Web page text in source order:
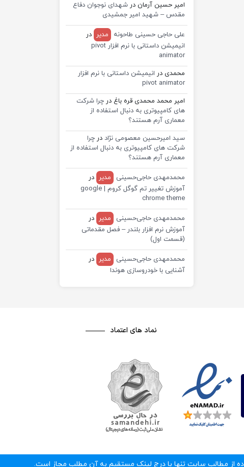
امیر حسین آرمان درشهدای نوجوان دفاع
مقدس – شهید امیر جمشیدی
علی حاجی حسینی طاحونه مدیر
در
انیمیشن داستانی با نرم افزار pivot
animator
محمدی در انیمیشن داستانی با نرم افزار
pivot animator
امیر محمد محمدی قره باغ درچرا شرکت
های کامپیوتری به دنبال استفاده از
معماری آرم هستند؟
سید امیرحسین معصومی نژاد درچرا
شرکت های کامپیوتری به دنبال استفاده از
معماری آرم هستند؟
محمدمهدی حاجی‌حسینی مدیر
در
آموزش تغییر تم گوگل کروم | google
chrome theme
محمدمهدی حاجی‌حسینی مدیر
در
آموزش نرم افزار بلندر – فصل مقدماتی
(قسمت اول)
محمدمهدی حاجی‌حسینی مدیر
در
آشنایی با خودروسازی هوندا
نماد های اعتماد